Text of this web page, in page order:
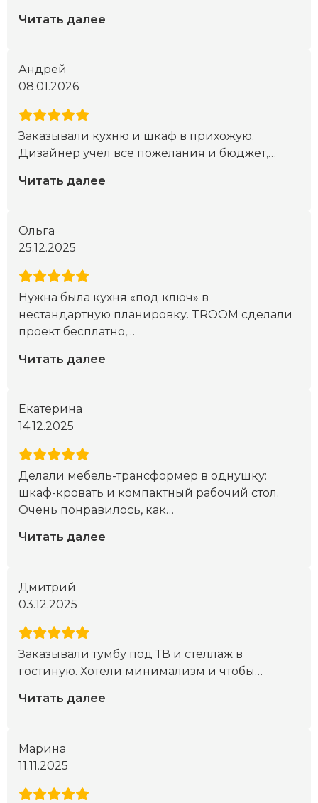
Читать далее
Андрей
08.01.2026
Заказывали кухню и шкаф в прихожую.
Дизайнер учёл все пожелания и бюджет,…
Читать далее
Ольга
25.12.2025
Нужна была кухня «под ключ» в
нестандартную планировку. TROOM сделали
проект бесплатно,…
Читать далее
Екатерина
14.12.2025
Делали мебель-трансформер в однушку:
шкаф-кровать и компактный рабочий стол.
Очень понравилось, как…
Читать далее
Дмитрий
03.12.2025
Заказывали тумбу под ТВ и стеллаж в
гостиную. Хотели минимализм и чтобы…
Читать далее
Марина
11.11.2025